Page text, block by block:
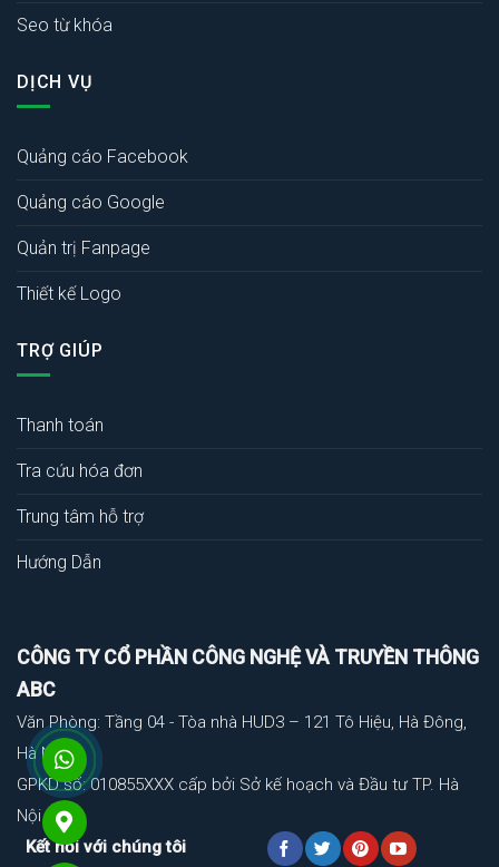
Seo từ khóa
DỊCH VỤ
Quảng cáo Facebook
Quảng cáo Google
Quản trị Fanpage
Thiết kế Logo
TRỢ GIÚP
Thanh toán
Tra cứu hóa đơn
Trung tâm hỗ trợ
Hướng Dẫn
CÔNG TY CỔ PHẦN CÔNG NGHỆ VÀ TRUYỀN THÔNG
ABC
Văn Phòng: Tầng 04 - Tòa nhà HUD3 – 121 Tô Hiệu, Hà Đông,
Hà Nội
GPKD số: 010855XXX cấp bởi Sở kế hoạch và Đầu tư TP. Hà
Nội
Kết nối với chúng tôi